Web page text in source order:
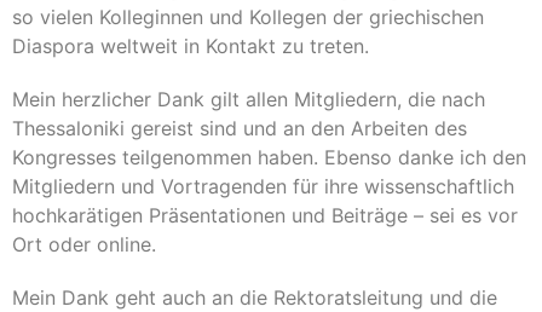
so vielen Kolleginnen und Kollegen der griechischen
Diaspora weltweit in Kontakt zu treten.
Mein herzlicher Dank gilt allen Mitgliedern, die nach
Thessaloniki gereist sind und an den Arbeiten des
Kongresses teilgenommen haben. Ebenso danke ich den
Mitgliedern und Vortragenden für ihre wissenschaftlich
hochkarätigen Präsentationen und Beiträge – sei es vor
Ort oder online.
Mein Dank geht auch an die Rektoratsleitung und die